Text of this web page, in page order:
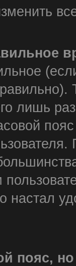
лишь
настал
пояс,